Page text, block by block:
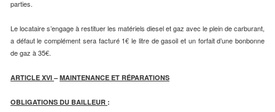
parties.
Le locataire s’engage à restituer les matériels diesel et gaz avec le plein de carburant,
a défaut le complément sera facturé 1€ le litre de gasoil et un forfait d’une bonbonne
de gaz à 35€.
ARTICLE XVI –MAINTENANCE ET RÉPARATIONS
OBLIGATIONS DU BAILLEUR :